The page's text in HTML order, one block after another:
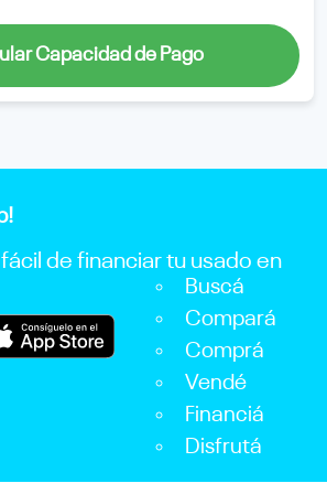
Capacidad de Pago
de financiar tu usado en
Buscá
Compará
Comprá
Vendé
Financiá
Disfrutá